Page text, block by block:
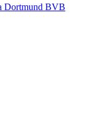
Dortmund BVB